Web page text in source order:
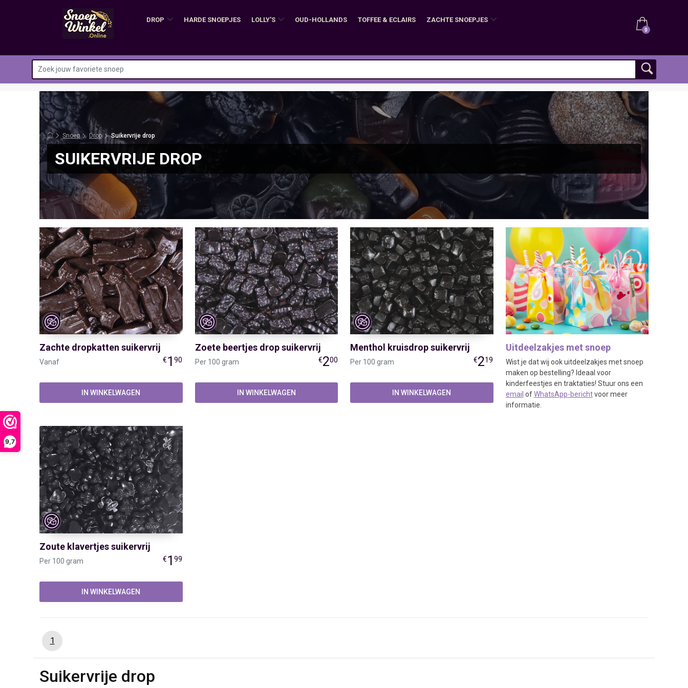
9,7
DROP HARDE SNOEPJES LOLLY'S OUD-HOLLANDS TOFFEE & ECLAIRS ZACHTE SNOEPJES
0
Snoep Drop Suikervrije drop
SUIKERVRIJE DROP
Zachte dropkatten suikervrij
Vanaf €190
IN WINKELWAGEN
Zoete beertjes drop suikervrij
Per 100 gram €200
IN WINKELWAGEN
Menthol kruisdrop suikervrij
Per 100 gram €219
IN WINKELWAGEN
Uitdeelzakjes met snoep
Wist je dat wij ook uitdeelzakjes met snoep
maken op bestelling? Ideaal voor
kinderfeestjes en traktaties! Stuur ons een
email ofWhatsApp-berichtvoor meer
informatie.
Zoute klavertjes suikervrij
Per 100 gram €199
IN WINKELWAGEN
1
Suikervrije drop